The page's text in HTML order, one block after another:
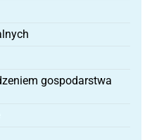
gospodarstwa